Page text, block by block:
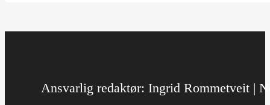
Ansvarlig redaktør: Ingrid Rommetveit |